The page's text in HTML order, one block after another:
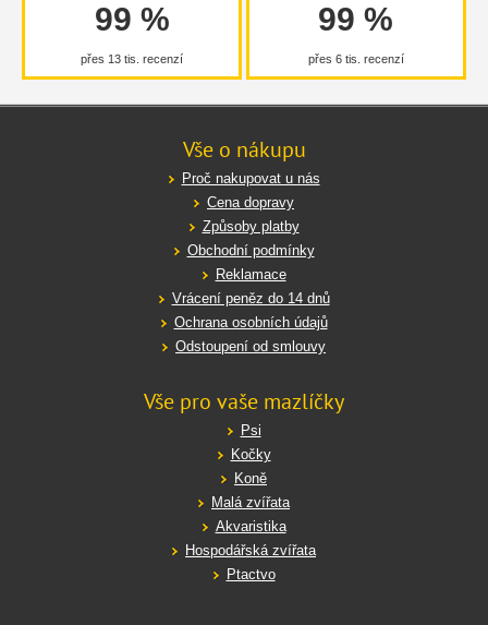
99 %
přes 13 tis. recenzí
99 %
přes 6 tis. recenzí
Vše o nákupu
Proč nakupovat u nás
Cena dopravy
Způsoby platby
Obchodní podmínky
Reklamace
Vrácení peněz do 14 dnů
Ochrana osobních údajů
Odstoupení od smlouvy
Vše pro vaše mazlíčky
Psi
Kočky
Koně
Malá zvířata
Akvaristika
Hospodářská zvířata
Ptactvo